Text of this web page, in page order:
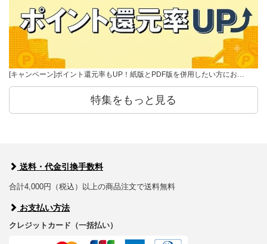
[キャンペーン]ポイント還元率もUP！紙版とPDF版を併用したい方にお…
特集をもっと見る
送料・代金引換手数料
合計4,000円（税込）以上の商品注文で送料無料
お支払い方法
クレジットカード（一括払い）